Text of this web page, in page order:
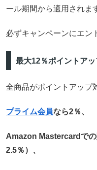
ール期間から適用されま
必ずキャンペーンにエン
最大12％ポイントア
全商品がポイントアップ
プライム会員なら2％、
Amazon Mastercardで
2.5％）、